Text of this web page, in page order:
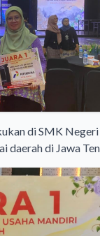
di SMK
daerah di Jawa